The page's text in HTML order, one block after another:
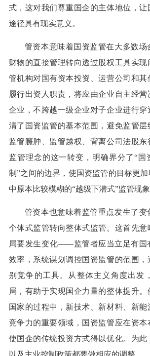
式，这对我们尊重国企的主体地位，让
途径具有现实意义。
管资本意味着国资监管在大多数场
财物的直接管理转向透过股权工具实现
管机构对国有资本投资、运营公司和其
履行出资人职责，将应由企业自主经
企业，不跨越一级企业对子企业进行穿
清了国资监管的基本范围，避免监管层
监管臃肿、监管越权、背离公司法股东
监管理念的这一转变，明确界分了“国
制”之间的边界，使国资监管的目标更
中原本比较模糊的“越级下潜式”监管现象
管资本也意味着监管重点发生了变
个体式监管转向整体式监管。这首先意
局要发生变化——监管者应当立足有国
效率，系统谋划调控国资监管的范围，
别竞争的工具。从整体主义角度出发
局，有助于实现国企力量的整体提升
国家的过程中，新技术、新材料、新
竞争力的重要领域，国资监管应在资本
使国企的传统投资方式得以优化。为此